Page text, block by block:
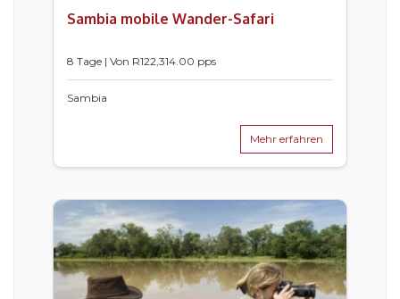
Sambia mobile Wander-Safari
8 Tage | Von R122,314.00 pps
Sambia
Mehr erfahren